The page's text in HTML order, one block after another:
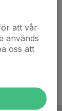
att vår
används
oss att